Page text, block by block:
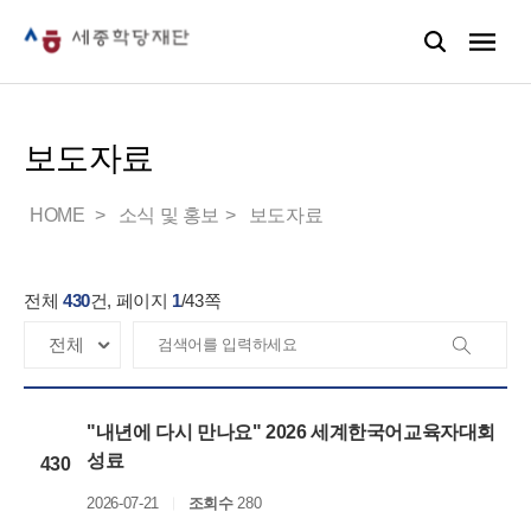
보도자료
HOME 소식 및 홍보 보도자료
전체 430건, 페이지 1/43쪽
430
"내년에 다시 만나요" 2026 세계한국어교육자대회
성료
2026-07-21 조회수280